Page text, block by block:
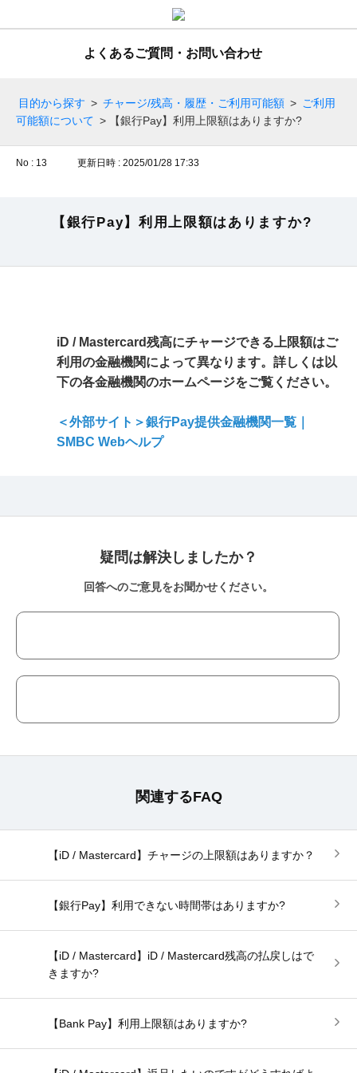
よくあるご質問・お問い合わせ
目的から探す > チャージ/残高・履歴・ご利用可能額 > ご利用
可能額について > 【銀行Pay】利用上限額はありますか?
No : 13 更新日時 : 2025/01/28 17:33
【銀行Pay】利用上限額はありますか?
iD / Mastercard残高にチャージできる上限額はご
利用の金融機関によって異なります。詳しくは以
下の各金融機関のホームページをご覧ください。
＜外部サイト＞銀行Pay提供金融機関一覧｜
SMBC Webヘルプ
疑問は解決しましたか？
回答へのご意見をお聞かせください。
関連するFAQ
【iD / Mastercard】チャージの上限額はありますか？
【銀行Pay】利用できない時間帯はありますか?
【iD / Mastercard】iD / Mastercard残高の払戻しはで
きますか?
【Bank Pay】利用上限額はありますか?